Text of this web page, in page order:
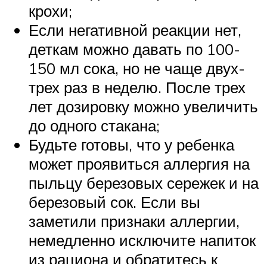
крохи;
Если негативной реакции нет,
деткам можно давать по 100-
150 мл сока, но не чаще двух-
трех раз в неделю. После трех
лет дозировку можно увеличить
до одного стакана;
Будьте готовы, что у ребенка
может проявиться аллергия на
пыльцу березовых сережек и на
березовый сок. Если вы
заметили признаки аллергии,
немедленно исключите напиток
из рациона и обратитесь к